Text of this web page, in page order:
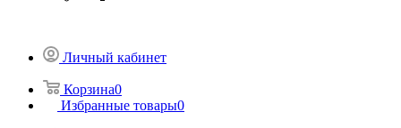
Личный кабинет
Корзина0
Избранные товары0